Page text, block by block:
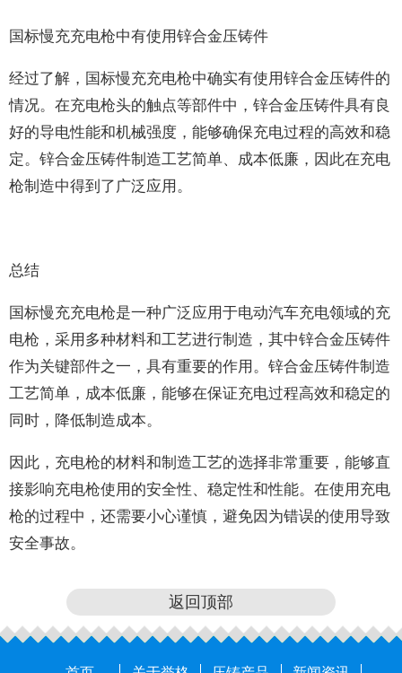
国标慢充充电枪中有使用锌合金压铸件
经过了解，国标慢充充电枪中确实有使用锌合金压铸件的
情况。在充电枪头的触点等部件中，锌合金压铸件具有良
好的导电性能和机械强度，能够确保充电过程的高效和稳
定。锌合金压铸件制造工艺简单、成本低廉，因此在充电
枪制造中得到了广泛应用。
总结
国标慢充充电枪是一种广泛应用于电动汽车充电领域的充
电枪，采用多种材料和工艺进行制造，其中锌合金压铸件
作为关键部件之一，具有重要的作用。锌合金压铸件制造
工艺简单，成本低廉，能够在保证充电过程高效和稳定的
同时，降低制造成本。
因此，充电枪的材料和制造工艺的选择非常重要，能够直
接影响充电枪使用的安全性、稳定性和性能。在使用充电
枪的过程中，还需要小心谨慎，避免因为错误的使用导致
安全事故。
返回顶部